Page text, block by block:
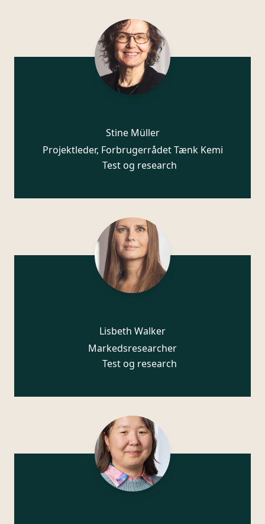
Stine Müller
Projektleder, Forbrugerrådet Tænk Kemi
Test og research
Lisbeth Walker
Markedsresearcher
Test og research